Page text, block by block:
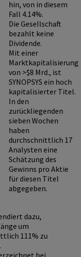
hin, von in diesem
Fall 4.14%.
Die Gesellschaft
bezahlt keine
Dividende.
Mit einer
Marktkapitalisierung
von >$8 Mrd., ist
SYNOPSYS ein hoch
kapitalisierter Titel.
In den
zurückliegenden
sieben Wochen
haben
durchschnittlich 17
Analysten eine
Schätzung des
Gewinns pro Aktie
für diesen Titel
abgegeben.
dazu,
um
111% zu
bei